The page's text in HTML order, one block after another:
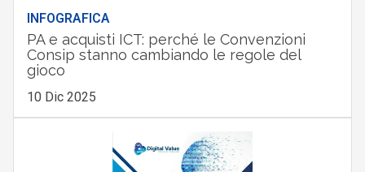
INFOGRAFICA
PA e acquisti ICT: perché le Convenzioni
Consip stanno cambiando le regole del
gioco
10 Dic 2025